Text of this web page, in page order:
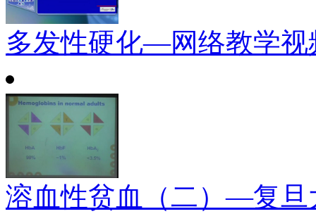
多发性硬化—网络教学视
溶血性贫血（二）—复旦